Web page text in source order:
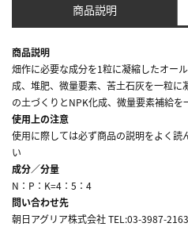
商品説明
商品説明
畑作に必要な成分を1粒に凝縮したオー
成、堆肥、微量要素、苦土石灰を一粒
の土づくりとNPK化成、微量要素補給を
使用上の注意
使用に際しては必ず商品の説明をよく読
い
成分／分量
N：P：K=4：5：4
問い合わせ先
朝日アグリア株式会社 TEL:03-3987-